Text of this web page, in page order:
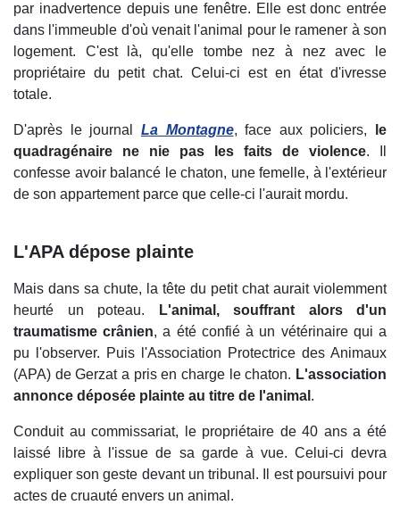
par inadvertence depuis une fenêtre. Elle est donc entrée
dans l'immeuble d'où venait l'animal pour le ramener à son
logement. C'est là, qu'elle tombe nez à nez avec le
propriétaire du petit chat. Celui-ci est en état d'ivresse
totale.
D'après le journal La Montagne, face aux policiers,
le
quadragénaire ne nie pas les faits de violence. Il
confesse avoir balancé le chaton, une femelle, à l'extérieur
de son appartement parce que celle-ci l'aurait mordu.
L'APA dépose plainte
Mais dans sa chute, la tête du petit chat aurait violemment
heurté un poteau.
L'animal, souffrant alors d'un
traumatisme crânien, a été confié à un vétérinaire qui a
pu l'observer. Puis l'Association Protectrice des Animaux
(APA) de Gerzat a pris en charge le chaton. L'association
annonce déposée plainte au titre de l'animal .
Conduit au commissariat, le propriétaire de 40 ans a été
laissé libre à l'issue de sa garde à vue. Celui-ci devra
expliquer son geste devant un tribunal. Il est poursuivi pour
actes de cruauté envers un animal.